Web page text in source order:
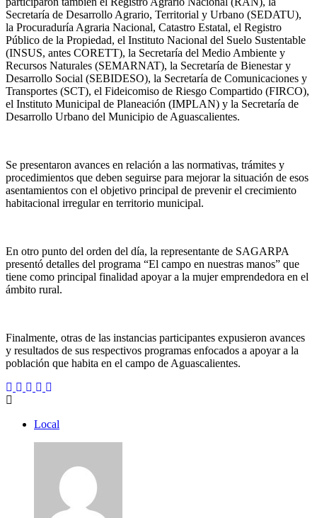
Secretaría de Desarrollo Agrario, Territorial y Urbano (SEDATU),
la Procuraduría Agraria Nacional, Catastro Estatal, el Registro
Público de la Propiedad, el Instituto Nacional del Suelo Sustentable
(INSUS, antes CORETT), la Secretaría del Medio Ambiente y
Recursos Naturales (SEMARNAT), la Secretaría de Bienestar y
Desarrollo Social (SEBIDESO), la Secretaría de Comunicaciones y
Transportes (SCT), el Fideicomiso de Riesgo Compartido (FIRCO),
el Instituto Municipal de Planeación (IMPLAN) y la Secretaría de
Desarrollo Urbano del Municipio de Aguascalientes.
Se presentaron avances en relación a las normativas, trámites y
procedimientos que deben seguirse para mejorar la situación de esos
asentamientos con el objetivo principal de prevenir el crecimiento
habitacional irregular en territorio municipal.
En otro punto del orden del día, la representante de SAGARPA
presentó detalles del programa “El campo en nuestras manos” que
tiene como principal finalidad apoyar a la mujer emprendedora en el
ámbito rural.
Finalmente, otras de las instancias participantes expusieron avances
y resultados de sus respectivos programas enfocados a apoyar a la
población que habita en el campo de Aguascalientes.
Local